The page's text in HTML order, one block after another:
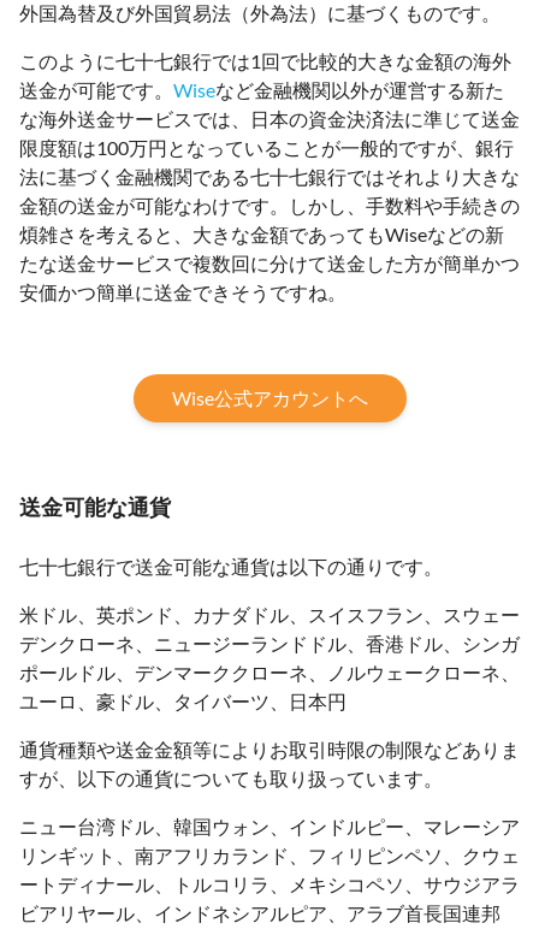
外国為替及び外国貿易法（外為法）に基づくものです。
このように七十七銀行では1回で比較的大きな金額の海外
送金が可能です。 Wiseなど金融機関以外が運営する新た
な海外送金サービスでは、日本の資金決済法に準じて送金
限度額は100万円となっていることが一般的ですが、銀行
法に基づく金融機関である七十七銀行ではそれより大きな
金額の送金が可能なわけです。しかし、手数料や手続きの
煩雑さを考えると、大きな金額であってもWiseなどの新
たな送金サービスで複数回に分けて送金した方が簡単かつ
安価かつ簡単に送金できそうですね。
Wise公式アカウントへ
送金可能な通貨
七十七銀行で送金可能な通貨は以下の通りです。
米ドル、英ポンド、カナダドル、スイスフラン、スウェー
デンクローネ、ニュージーランドドル、香港ドル、シンガ
ポールドル、デンマーククローネ、ノルウェークローネ、
ユーロ、豪ドル、タイバーツ、日本円
通貨種類や送金金額等によりお取引時限の制限などありま
すが、以下の通貨についても取り扱っています。
ニュー台湾ドル、韓国ウォン、インドルピー、マレーシア
リンギット、南アフリカランド、フィリピンペソ、クウェ
ートディナール、トルコリラ、メキシコペソ、サウジアラ
ビアリヤール、インドネシアルピア、アラブ首長国連邦